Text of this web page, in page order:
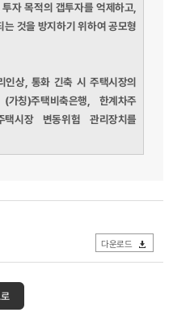
자 목적의 갭투자를 억제하고,
것을 방지하기 위하여 공모형
인상, 통화 긴축 시 주택시장의
칭)주택비축은행, 한계차주
시장 변동위험 관리장치를
다운로드